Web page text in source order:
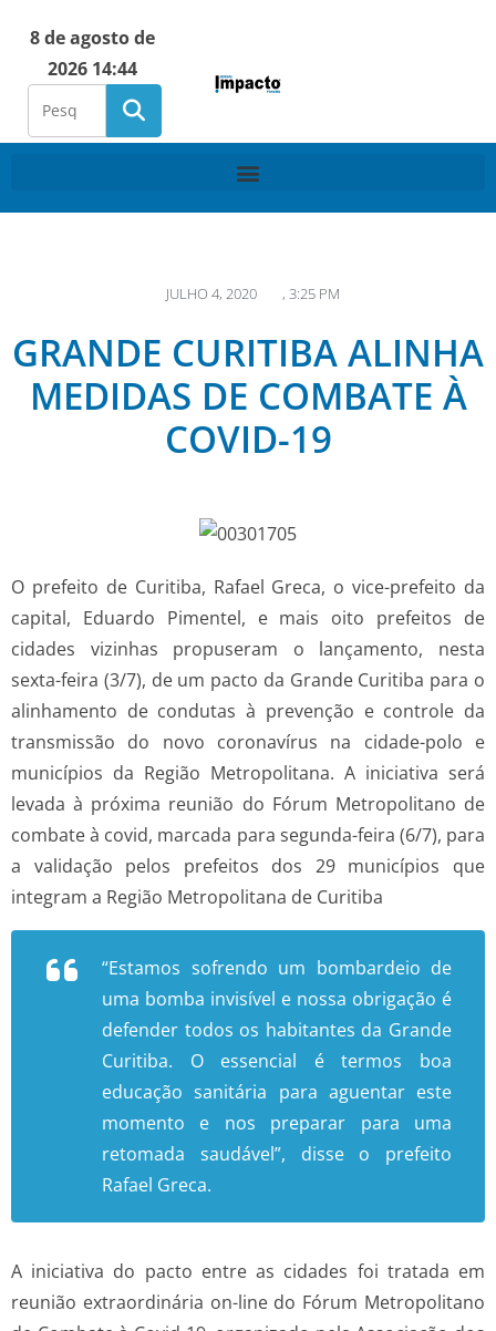
8 de agosto de
2026 14:44
JULHO 4, 2020 , 3:25 PM
GRANDE CURITIBA ALINHA
MEDIDAS DE COMBATE À
COVID-19
O prefeito de Curitiba, Rafael Greca, o vice-prefeito da
capital, Eduardo Pimentel, e mais oito prefeitos de
cidades vizinhas propuseram o lançamento, nesta
sexta-feira (3/7), de um pacto da Grande Curitiba para o
alinhamento de condutas à prevenção e controle da
transmissão do novo coronavírus na cidade-polo e
municípios da Região Metropolitana. A iniciativa será
levada à próxima reunião do Fórum Metropolitano de
combate à covid, marcada para segunda-feira (6/7), para
a validação pelos prefeitos dos 29 municípios que
integram a Região Metropolitana de Curitiba
“Estamos sofrendo um bombardeio de
uma bomba invisível e nossa obrigação é
defender todos os habitantes da Grande
Curitiba. O essencial é termos boa
educação sanitária para aguentar este
momento e nos preparar para uma
retomada saudável”, disse o prefeito
Rafael Greca.
A iniciativa do pacto entre as cidades foi tratada em
reunião extraordinária on-line do Fórum Metropolitano